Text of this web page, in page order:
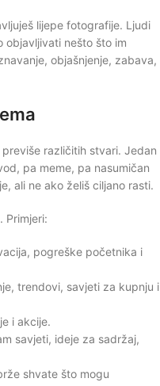
lijepe fotografije. Ljudi
nešto što im
objašnjenje, zabava,
različitih stvari. Jedan
pa meme, pa nasumičan
ali ne ako želiš ciljano rasti.
Primjeri:
pogreške početnika i
trendovi, savjeti za kupnju i
i akcije.
savjeti, ideje za sadržaj,
shvate što mogu